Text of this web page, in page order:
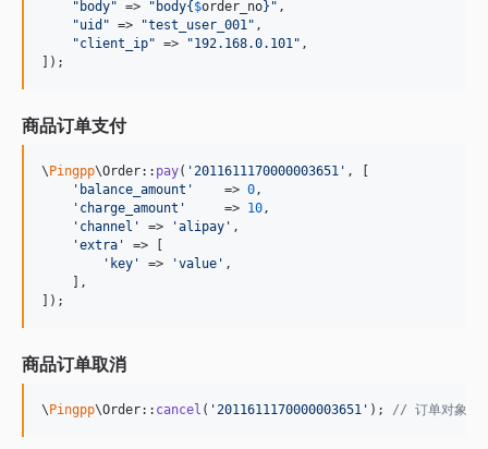
" body" => " body{ $order_no}" ,
"uid " => "test_user_001" ,
"client_ip" => "192.168.0.101" ,
]);
商品订单支付
\ Pingpp\Order:: pay( '2011611170000003651 ' , [
' balance_amount '
    =>
0,
' charge_amount '
     =>
10,
' channel ' => 'alipay ' ,
'extra '
=> [
' key ' => 'value ' ,
    ],
]);
商品订单取消
\ Pingpp\Order:: cancel ( '2011611170000003651 ' ); // 订单对象